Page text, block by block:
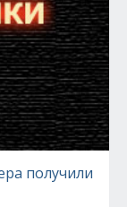
получили